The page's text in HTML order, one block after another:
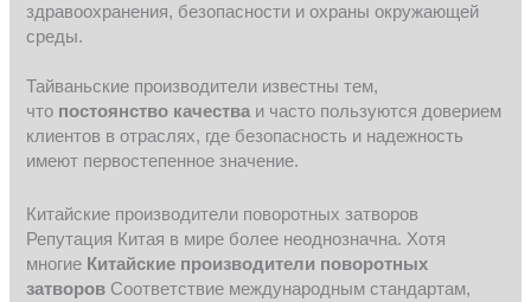
здравоохранения, безопасности и охраны окружающей
среды.
Тайваньские производители известны тем,
что постоянство качестваи часто пользуются доверием
клиентов в отраслях, где безопасность и надежность
имеют первостепенное значение.
Китайские производители поворотных затворов
Репутация Китая в мире более неоднозначна. Хотя
многие Китайские производители поворотных
затворов Соответствие международным стандартам,